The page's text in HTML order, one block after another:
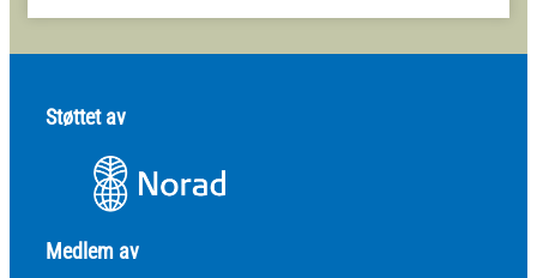
Støttet av
Medlem av